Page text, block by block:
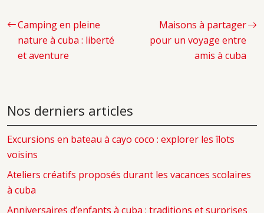
Camping en pleine
nature à cuba : liberté
et aventure
Maisons à partager
pour un voyage entre
amis à cuba
Nos derniers articles
Excursions en bateau à cayo coco : explorer les îlots
voisins
Ateliers créatifs proposés durant les vacances scolaires
à cuba
Anniversaires d’enfants à cuba : traditions et surprises